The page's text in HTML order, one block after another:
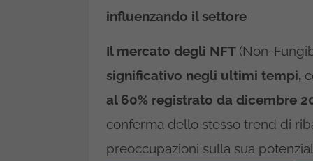
influenzando il settore
Il mercato degli NFT (Non-
significativo negli ultimi tempi,
al 60% registrato da dicembre
conferma dello stesso trend di
preoccupazioni sulla sua